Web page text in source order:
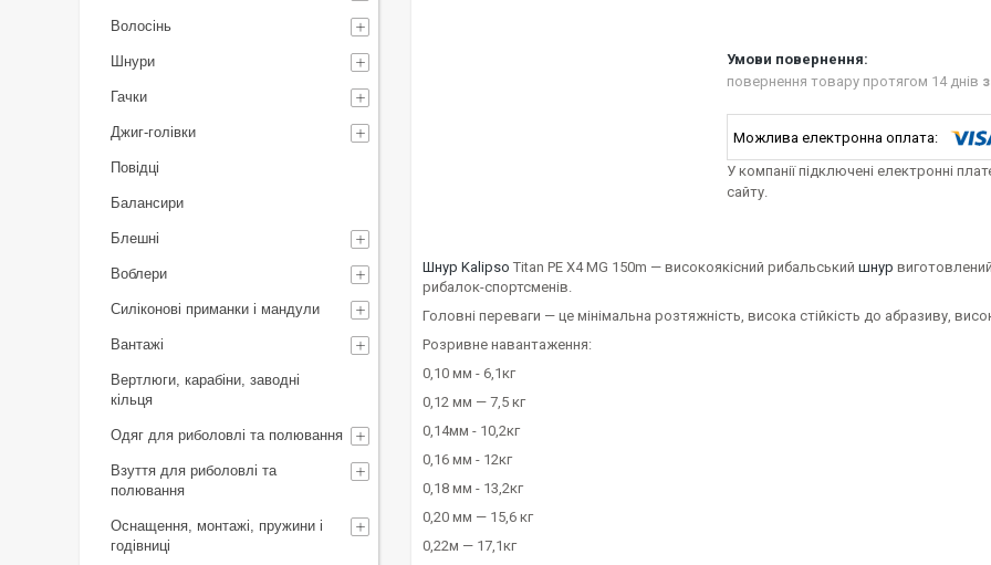
повернення товару протягом 14 днів
У компанії підключені електронні
сайту.
Шнур Kalipso Titan PE X4 MG 150m — високоякісний рибальський шнур
рибалок-спортсменів.
Головні переваги — це мінімальна розтяжність, висока стійкість до абразиву,
Розривне навантаження:
0,10 мм - 6,1кг
0,12 мм — 7,5 кг
0,14мм - 10,2кг
0,16 мм - 12кг
0,18 мм - 13,2кг
0,20 мм — 15,6 кг
0,22м — 17,1кг
Волосінь
Шнури
Гачки
Джиг-голівки
Повідці
Балансири
Блешні
Воблери
Силіконові приманки і мандули
Вантажі
Вертлюги, карабіни, заводні
кільця
Одяг для риболовлі та полювання
Взуття для риболовлі та
полювання
Оснащення, монтажі, пружини і
годівниці